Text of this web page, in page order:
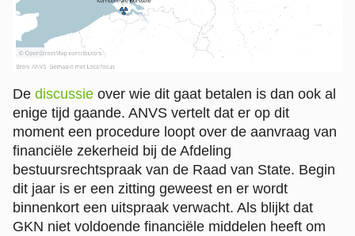
De discussie over wie dit gaat betalen is dan ook al
enige tijd gaande. ANVS vertelt dat er op dit
moment een procedure loopt over de aanvraag van
financiële zekerheid bij de Afdeling
bestuursrechtspraak van de Raad van State. Begin
dit jaar is er een zitting geweest en er wordt
binnenkort een uitspraak verwacht. Als blijkt dat
GKN niet voldoende financiële middelen heeft om